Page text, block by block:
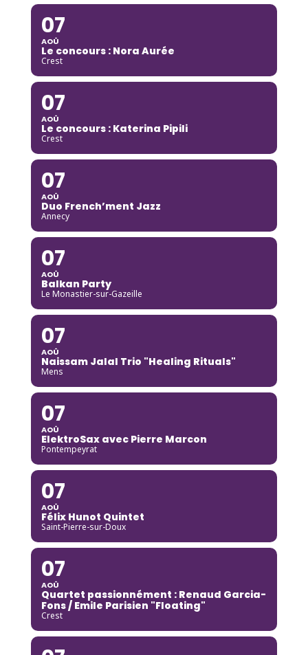
07
AOÛ
Le concours : Nora Aurée
Crest
07
AOÛ
Le concours : Katerina Pipili
Crest
07
AOÛ
Duo French’ment Jazz
Annecy
07
AOÛ
Balkan Party
Le Monastier-sur-Gazeille
07
AOÛ
Naissam Jalal Trio "Healing Rituals"
Mens
07
AOÛ
ElektroSax avec Pierre Marcon
Pontempeyrat
07
AOÛ
Félix Hunot Quintet
Saint-Pierre-sur-Doux
07
AOÛ
Quartet passionnément : Renaud Garcia-
Fons / Emile Parisien "Floating"
Crest